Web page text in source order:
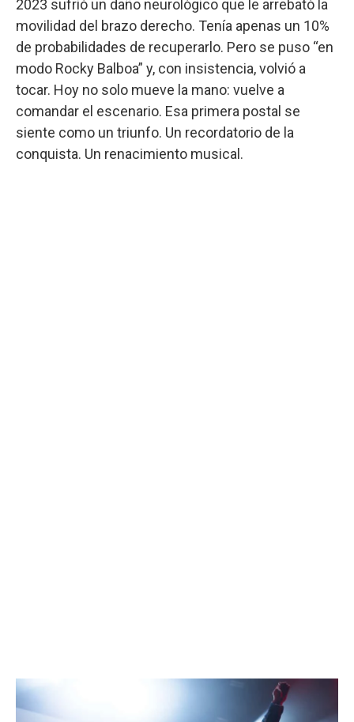
2023 sufrió un daño neurológico que le arrebató la
movilidad del brazo derecho. Tenía apenas un 10%
de probabilidades de recuperarlo. Pero se puso “en
modo Rocky Balboa” y, con insistencia, volvió a
tocar. Hoy no solo mueve la mano: vuelve a
comandar el escenario. Esa primera postal se
siente como un triunfo. Un recordatorio de la
conquista. Un renacimiento musical.